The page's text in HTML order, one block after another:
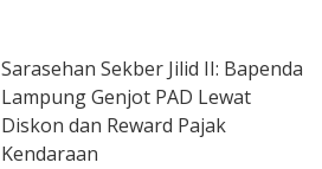
Sarasehan Sekber Jilid II: Bapenda
Lampung Genjot PAD Lewat
Diskon dan Reward Pajak
Kendaraan